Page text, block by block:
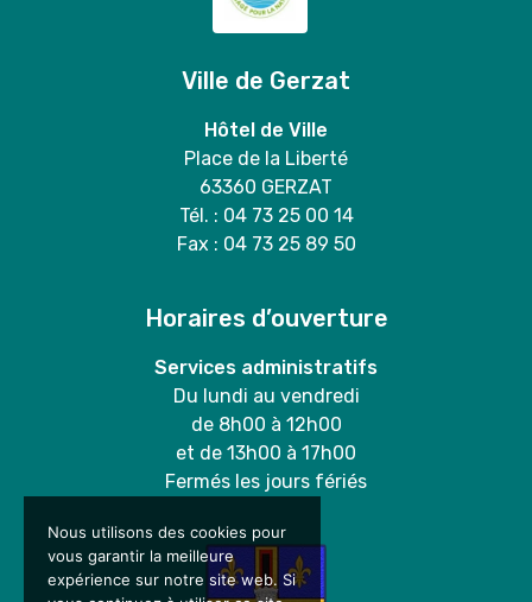
Ville de Gerzat
Hôtel de Ville
Place de la Liberté
63360 GERZAT
Tél. : 04 73 25 00 14
Fax : 04 73 25 89 50
Horaires d’ouverture
Services administratifs
Du lundi au vendredi
de 8h00 à 12h00
et de 13h00 à 17h00
Fermés les jours fériés
Nous utilisons des cookies pour
vous garantir la meilleure
expérience sur notre site web. Si